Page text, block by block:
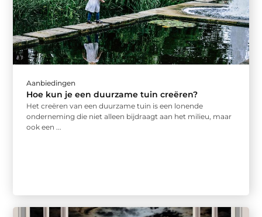
Aanbiedingen
Hoe kun je een duurzame tuin creëren?
Het creëren van een duurzame tuin is een lonende
onderneming die niet alleen bijdraagt aan het milieu, maar
ook een ...